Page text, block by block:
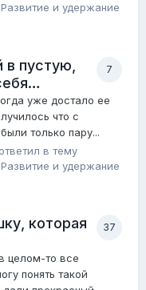
Pазвитие и удержание
7
в пустую,
уже достало ее
что с
только пару...
ответил в тему
Pазвитие и удержание
37
которая
целом-то все
понять такой